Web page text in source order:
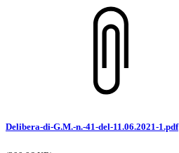
Delibera-di-G.M.-n.-41-del-11.06.2021-1.pdf